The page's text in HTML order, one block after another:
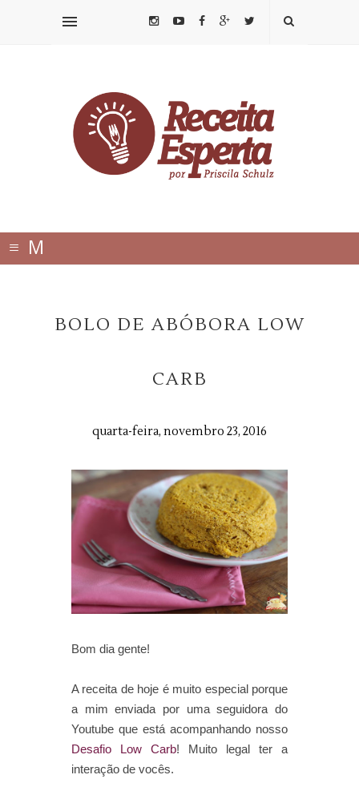
≡ M
BOLO DE ABÓBORA LOW
CARB
quarta-feira, novembro 23, 2016
Bom dia gente!
A receita de hoje é muito especial porque
a mim enviada por uma seguidora do
Youtube que está acompanhando nosso
Desafio Low Carb! Muito legal ter a
interação de vocês.